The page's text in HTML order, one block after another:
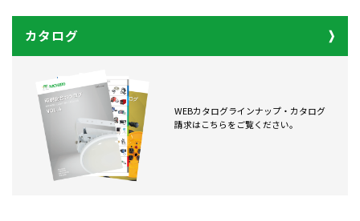
カタログ
WEBカタログラインナップ・カタログ
請求はこちらをご覧ください。